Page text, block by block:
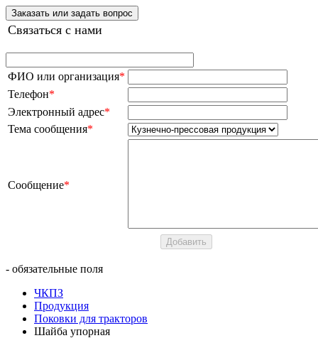
Заказать или задать вопрос
Связаться с нами
ФИО или организация*
Телефон*
Электронный адрес*
Тема сообщения*
Сообщение*
- обязательные поля
ЧКПЗ
Продукция
Поковки для тракторов
Шайба упорная